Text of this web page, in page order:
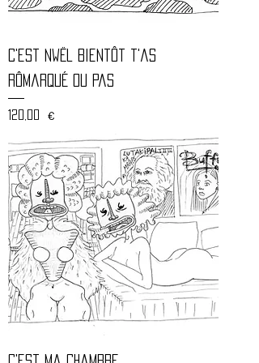
C'est nwël bientôt t'as
rômarqué ou pas
Prix
120,00 €